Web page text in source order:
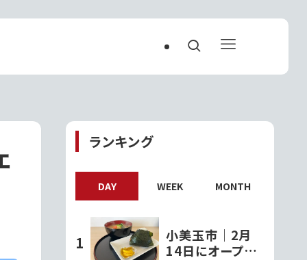
ランキング
DAY WEEK MONTH
小美玉市｜2月
14日にオープン